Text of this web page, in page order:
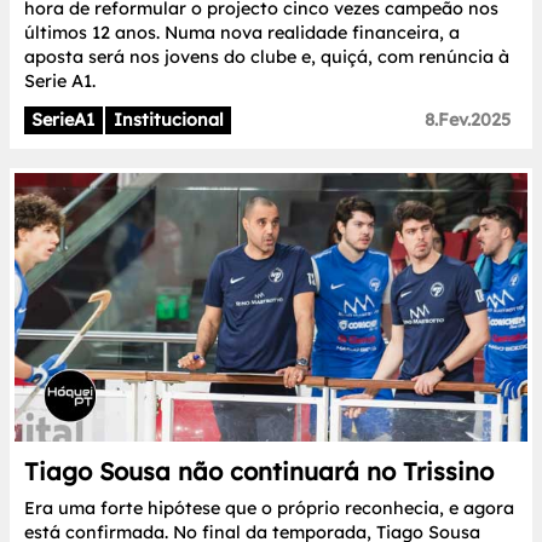
hora de reformular o projecto cinco vezes campeão nos
últimos 12 anos. Numa nova realidade financeira, a
aposta será nos jovens do clube e, quiçá, com renúncia à
Serie A1.
SerieA1
Institucional 8.Fev.2025
Tiago Sousa não continuará no Trissino
Era uma forte hipótese que o próprio reconhecia, e agora
está confirmada. No final da temporada, Tiago Sousa